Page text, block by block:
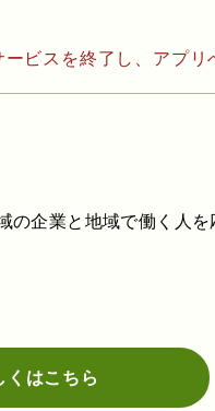
ビスを終了し、アプリ
の企業と地域で働く人を
くはこちら